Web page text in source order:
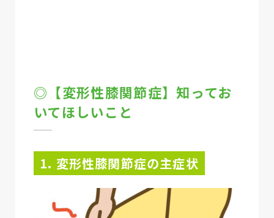
◎【変形性膝関節症】知ってお
いてほしいこと
1. 変形性膝関節症の主症状